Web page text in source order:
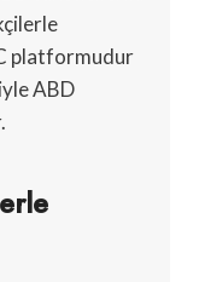
platformudur
ABD